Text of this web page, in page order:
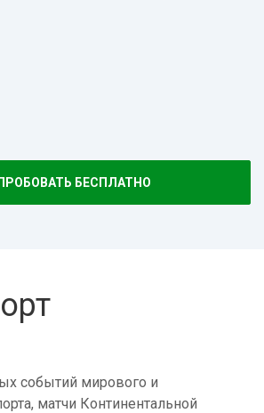
БЕСПЛАТНО
событий мирового и
матчи Континентальной